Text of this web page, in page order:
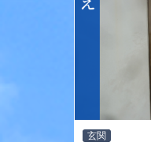
玄関